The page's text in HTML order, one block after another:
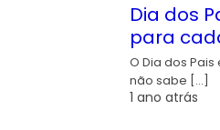
Dia dos
para
O Dia dos
não sabe […]
1 ano atrás